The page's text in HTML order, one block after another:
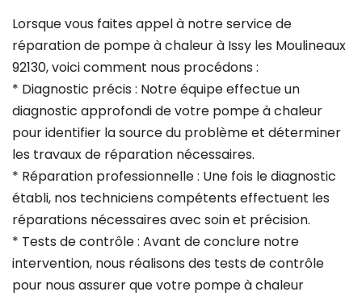
Lorsque vous faites appel à notre service de
réparation de pompe à chaleur à Issy les Moulineaux
92130, voici comment nous procédons :
* Diagnostic précis : Notre équipe effectue un
diagnostic approfondi de votre pompe à chaleur
pour identifier la source du problème et déterminer
les travaux de réparation nécessaires.
* Réparation professionnelle : Une fois le diagnostic
établi, nos techniciens compétents effectuent les
réparations nécessaires avec soin et précision.
* Tests de contrôle : Avant de conclure notre
intervention, nous réalisons des tests de contrôle
pour nous assurer que votre pompe à chaleur